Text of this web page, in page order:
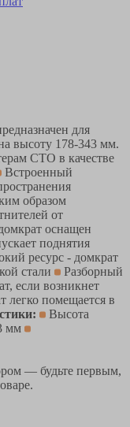
для
высоту 178-343 мм.
СТО в качестве
Встроенный
образом
от
оснащен
поднятия
ресурс - домкрат
стали
Разборный
если возникнет
легко помещается в
Высота
мм
— будьте первым,